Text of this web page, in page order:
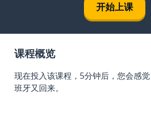
开始上课
课程概览
现在投入该课程，5分钟后，您会感
班牙又回来。